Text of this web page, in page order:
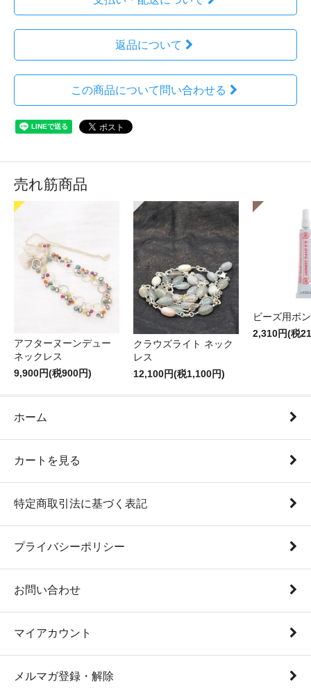
返品について
この商品について問い合わせる
売れ筋商品
アフターヌーンデュー
ネックレス
9,900円(税900円)
クラウズライト ネック
レス
12,100円(税1,100円)
ビーズ用ボ
2,310円(税
ホーム
カートを見る
特定商取引法に基づく表記
プライバシーポリシー
お問い合わせ
マイアカウント
メルマガ登録・解除